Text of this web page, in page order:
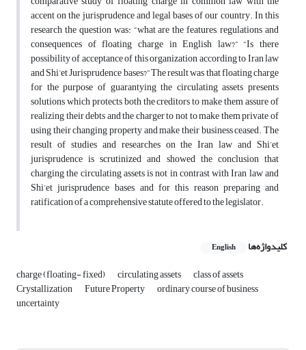
accent on the jurisprudence and legal bases of our country. In this
research the question was: “what are the features, regulations and
consequences of floating charge in English law?” “Is there
possibility of acceptance of this organization according to Iran law
and Shi’et Jurisprudence bases?” The result was that floating charge
for the purpose of guarantying the circulating assets presents
solutions which protects both the creditors to make them assure of
realizing their debts and the charger to not to make them private of
using their changing property and make their business ceased. The
result of studies and researches on the Iran law and Shi’et
jurisprudence is scrutinized and showed the conclusion that
charging the circulating assets is not in contrast with Iran law and
Shi’et jurisprudence bases, and for this reason preparing and
ratification of a comprehensive statute offered to the legislator.
کلیدواژه‌ها English
charge (floating- fixed) circulating assets class of assets
Crystallization Future Property ordinary course of business
uncertainty